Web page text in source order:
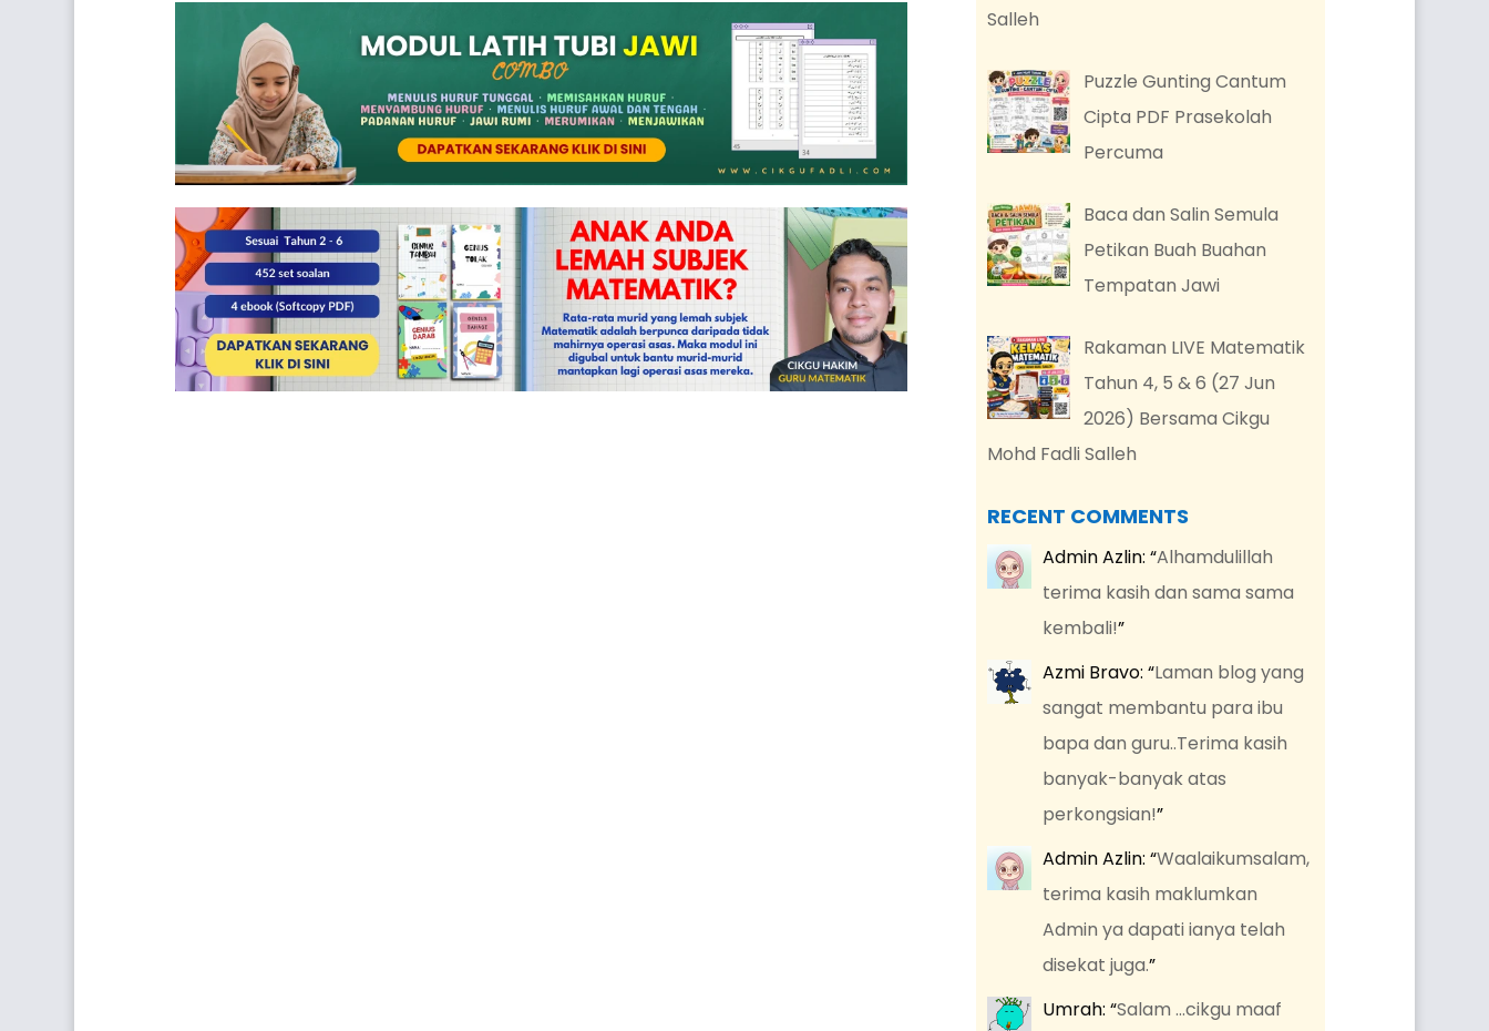
Salleh
Puzzle Gunting Cantum
Cipta PDF Prasekolah
Percuma
Baca dan Salin Semula
Petikan Buah Buahan
Tempatan Jawi
Rakaman LIVE Matematik
Tahun 4, 5 & 6 (27 Jun
2026) Bersama Cikgu
Mohd Fadli Salleh
RECENT COMMENTS
Admin Azlin: “Alhamdulillah
terima kasih dan sama sama
kembali!”
Azmi Bravo: “Laman blog yang
sangat membantu para ibu
bapa dan guru..Terima kasih
banyak-banyak atas
perkongsian!”
Admin Azlin: “Waalaikumsalam,
terima kasih maklumkan
Admin ya dapati ianya telah
disekat juga.”
Umrah: “Salam …cikgu maaf